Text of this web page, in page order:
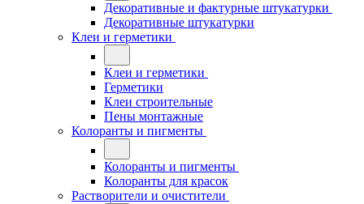
Декоративные и фактурные штукатурки
Декоративные штукатурки
Клеи и герметики
Клеи и герметики
Герметики
Клеи строительные
Пены монтажные
Колоранты и пигменты
Колоранты и пигменты
Колоранты для красок
Растворители и очистители